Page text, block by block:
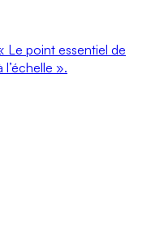
Le point essentiel de
l’échelle ».